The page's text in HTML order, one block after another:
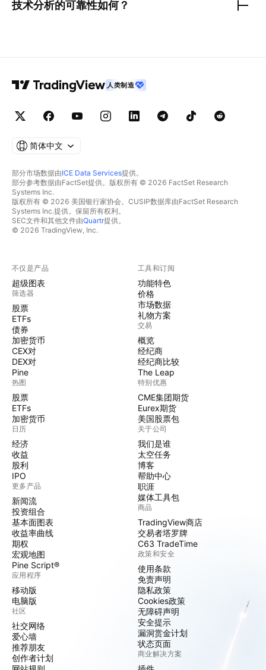
技术分析的可靠性如何？
人类制造
简体中文
部分市场数据由ICE Data Services提供。
部分参考数据由FactSet提供。版权所有 © 2026 FactSet Research
Systems Inc.
版权所有 © 2026 美国银行家协会。CUSIP数据库由FactSet Research
Systems Inc.提供。保留所有权利。
SEC文件和其他文件由Quartr提供。
© 2026 TradingView, Inc.
不仅是产品
超级图表
筛选器
股票
ETFs
债券
加密货币
CEX对
DEX对
Pine
热图
股票
ETFs
加密货币
日历
经济
收益
股利
IPO
更多产品
新闻流
投资组合
基本面图表
收益率曲线
期权
宏观地图
Pine Script®
应用程序
移动版
电脑版
社区
社交网络
爱心墙
推荐朋友
创作者计划
工具和订阅
功能特色
价格
市场数据
礼物方案
交易
概览
经纪商
经纪商比较
The Leap
特别优惠
CME集团期货
Eurex期货
美国股票包
关于公司
我们是谁
太空任务
博客
帮助中心
职涯
媒体工具包
商品
TradingView商店
交易者塔罗牌
C63 TradeTime
政策和安全
使用条款
免责声明
隐私政策
Cookies政策
无障碍声明
安全提示
漏洞赏金计划
状态页面
商业解决方案